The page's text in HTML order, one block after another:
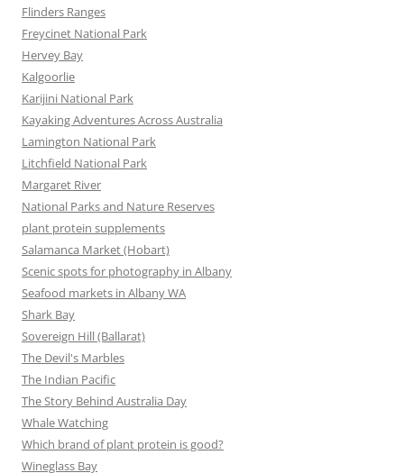
Flinders Ranges
Freycinet National Park
Hervey Bay
Kalgoorlie
Karijini National Park
Kayaking Adventures Across Australia
Lamington National Park
Litchfield National Park
Margaret River
National Parks and Nature Reserves
plant protein supplements
Salamanca Market (Hobart)
Scenic spots for photography in Albany
Seafood markets in Albany WA
Shark Bay
Sovereign Hill (Ballarat)
The Devil's Marbles
The Indian Pacific
The Story Behind Australia Day
Whale Watching
Which brand of plant protein is good?
Wineglass Bay